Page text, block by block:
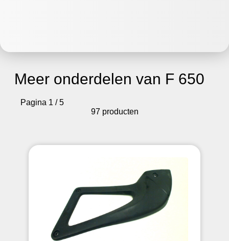
Meer onderdelen van F 650
Pagina 1 / 5
97 producten